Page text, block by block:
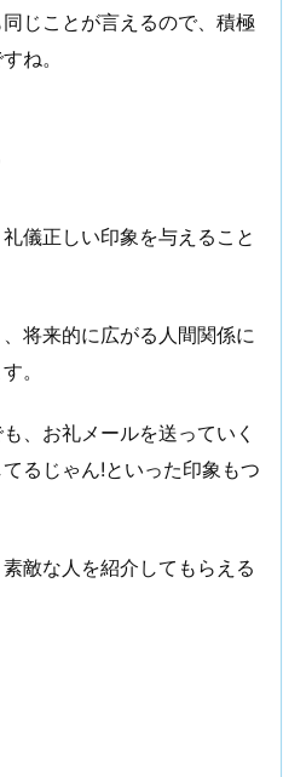
じことが言えるので、積極
ね。
儀正しい印象を与えること
将来的に広がる人間関係に
。
、お礼メールを送っていく
るじゃん!といった印象もつ
敵な人を紹介してもらえる